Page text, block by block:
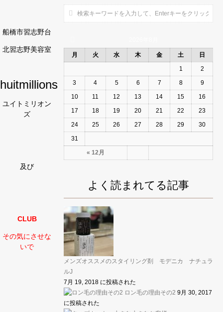
船橋市習志野台
北習志野美容室
huitmillions
ユイトミリオン
ズ
及び
CLUB
その気にさせな
いで
月 火 水 木 金 土 日
« 12月
1
2
3
4 5 6 7 8
9
10
11 12 13 14 15
16
17
18 19 20 21 22
23
24
25 26 27 28 29
30
31
よく読まれてる記事
メンズオススメのスタイリング剤 モデニカ ナチュラ
ルJ
7月 19, 2018 に投稿された
ロン毛の理由その2 9月 30, 2017
に投稿された